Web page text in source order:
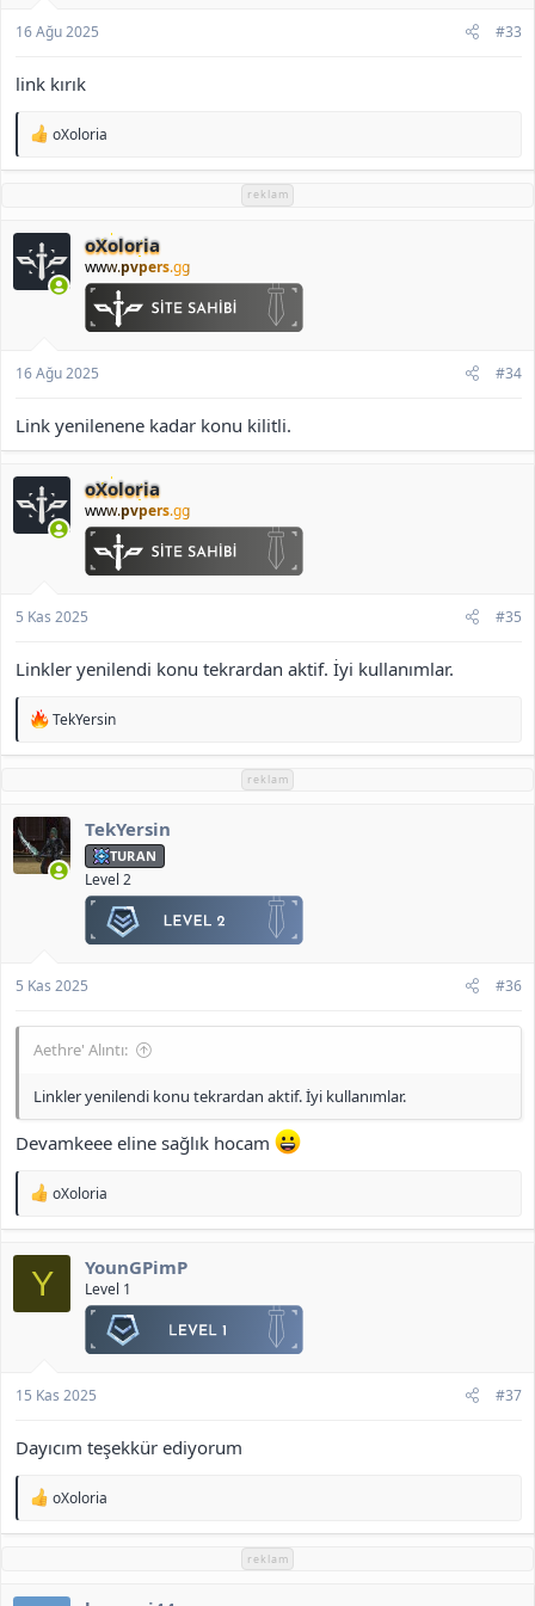
16 Ağu 2025 #33
link kırık
T
p
e
r
:
oXoloria
reklam
oXoloria
www.pvpers.gg
16 Ağu 2025 #34
Link yenilenene kadar konu kilitli.
oXoloria
www.pvpers.gg
5 Kas 2025 #35
Linkler yenilendi konu tekrardan aktif. İyi kullanımlar.
T
p
l
e
r
:
TekYersin
reklam
TekYersin
TURAN
Level 2
5 Kas 2025 #36
Aethre' Alıntı:
Linkler yenilendi konu tekrardan aktif. İyi kullanımlar.
Devamkeee eline sağlık hocam
T
p
i
oXoloria
Y YounGPimP
Level 1
15 Kas 2025 #37
Dayıcım teşekkür ediyorum
T
p
l
oXoloria
reklam